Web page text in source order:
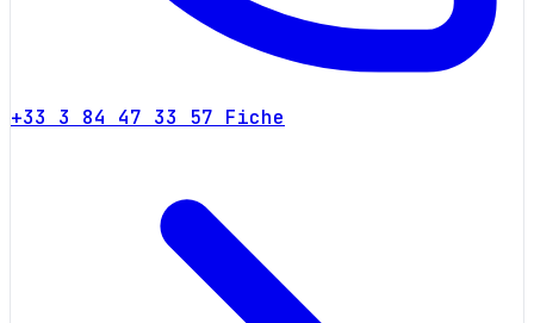
+33 3 84 47 33 57 Fiche